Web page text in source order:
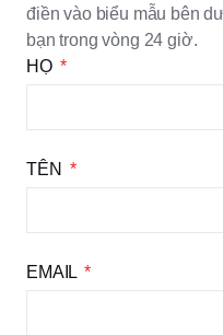
điền vào biểu mẫu bên
bạn trong vòng 24 giờ.
HỌ
TÊN
EMAIL